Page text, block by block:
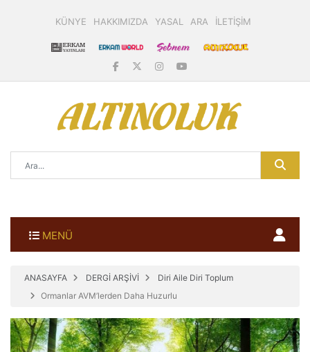
KÜNYE HAKKIMIZDA YASAL ARA İLETİŞİM
MENÜ
ANASAYFA DERGİ ARŞİVİ
Diri Aile Diri Toplum
Ormanlar AVM’lerden Daha Huzurlu